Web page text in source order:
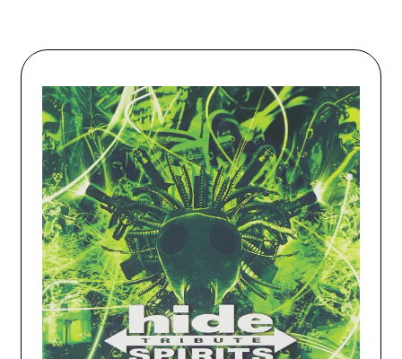
NEWS
PROFILE
DISCOGRAPHY
MUSIC VIDEO
GOODS